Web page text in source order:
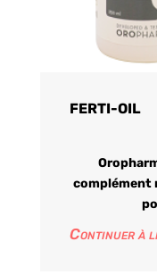
FERTI-OIL
complément
Continuer à